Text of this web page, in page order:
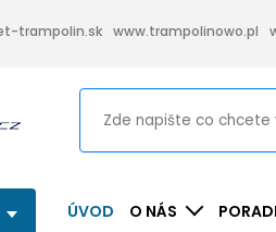
trampolin.sk www.trampolinowo.pl
ÚVOD O NÁS